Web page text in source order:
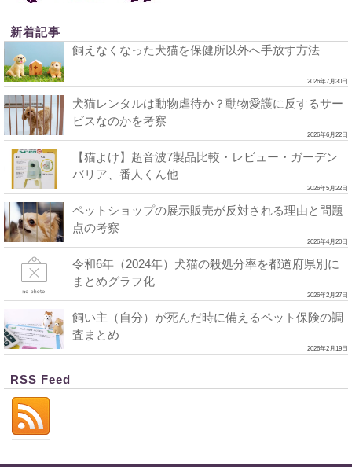
新着記事
飼えなくなった犬猫を保健所以外へ手放す方法
2026年7月30日
犬猫レンタルは動物虐待か？動物愛護に反するサー
ビスなのかを考察
2026年6月22日
【猫よけ】超音波7製品比較・レビュー・ガーデン
バリア、番人くん他
2026年5月22日
ペットショップの展示販売が反対される理由と問題
点の考察
2026年4月20日
令和6年（2024年）犬猫の殺処分率を都道府県別に
まとめグラフ化
2026年2月27日
飼い主（自分）が死んだ時に備えるペット保険の調
査まとめ
2026年2月19日
RSS Feed